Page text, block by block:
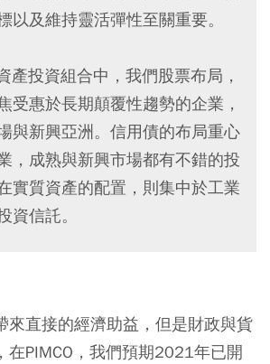
以及維持靈活彈性至關重要。
產投資組合中，我們股票布局，
受惠於長期顛覆性趨勢的企業，
與新興亞洲。信用債的布局重心
，成熟與新興市場都有不錯的投
實質資產的配置，則集中於工業
資信託。
來直接的經濟助益，但是財政與貨
在PIMCO，我們預期2021年已開